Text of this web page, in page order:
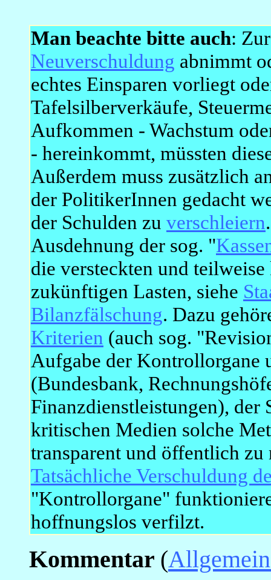
Man beachte bitte auch:
Neuverschuldung abnimmt
echtes Einsparen vorliegt
Tafelsilberverkäufe,
Aufkommen - Wachstum
- hereinkommt, müssten
Außerdem muss zusätzlich
der PolitikerInnen gedacht
der Schulden zu verschleiern
Ausdehnung der sog. "
die versteckten und
zukünftigen Lasten, siehe
Bilanzfälschung. Dazu
Kriterien (auch sog.
Aufgabe der Kontrollorgane
(Bundesbank,
Finanzdienstleistungen), der
kritischen Medien solche
transparent und öffentlich zu
Tatsächliche Verschuldung
"Kontrollorgane"
hoffnungslos verfilzt.
Kommentar (